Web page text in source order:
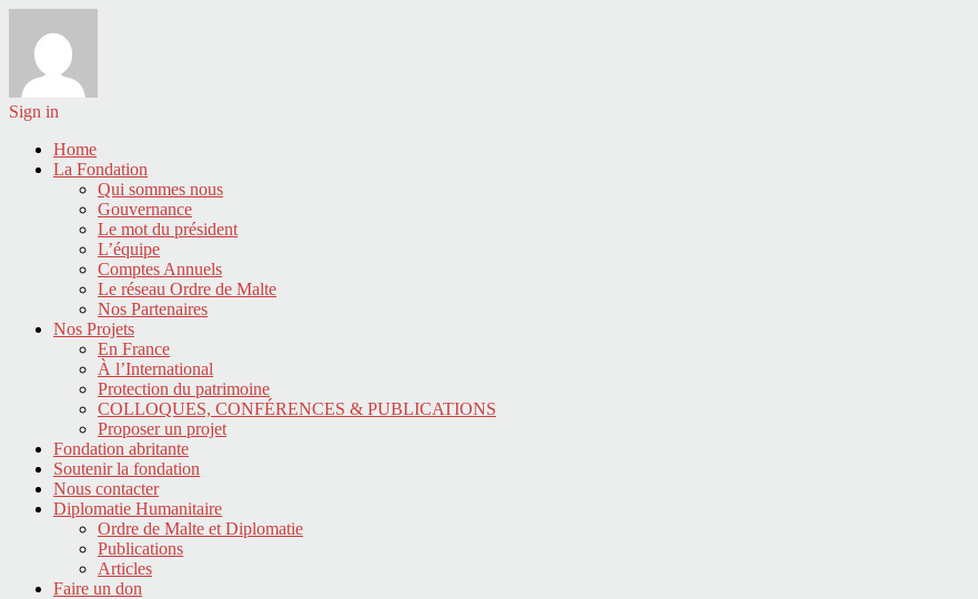
Sign in
Home
La Fondation
Qui sommes nous
Gouvernance
Le mot du président
L’équipe
Comptes Annuels
Le réseau Ordre de Malte
Nos Partenaires
Nos Projets
En France
À l’International
Protection du patrimoine
COLLOQUES, CONFÉRENCES & PUBLICATIONS
Proposer un projet
Fondation abritante
Soutenir la fondation
Nous contacter
Diplomatie Humanitaire
Ordre de Malte et Diplomatie
Publications
Articles
Faire un don